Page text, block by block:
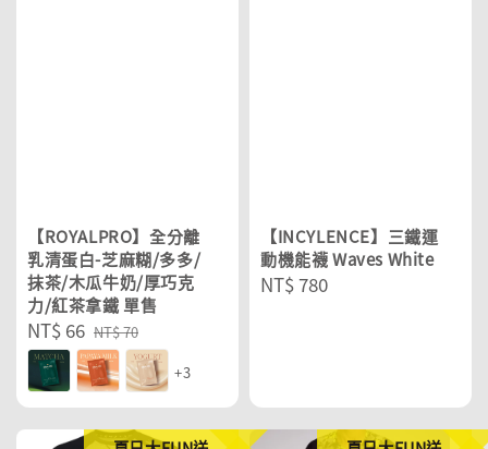
【ROYALPRO】全分離
乳清蛋白-芝麻糊/多多/
抹茶/木瓜牛奶/厚巧克
力/紅茶拿鐵 單售
Sale
price
NT$ 66 Regular
price
NT$ 70
+3
【INCYLENCE】三鐵運
動機能襪 Waves White
Regular
NT$ 780